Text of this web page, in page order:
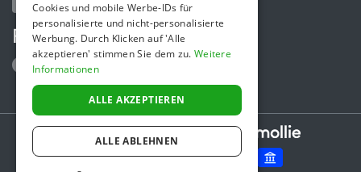
Folge uns
Secure payments powered by
Cookies und mobile Werbe-IDs für
personalisierte und nicht-personalisierte
Werbung. Durch Klicken auf 'Alle
akzeptieren' stimmen Sie dem zu. Weitere
Informationen
ALLE AKZEPTIEREN
ALLE ABLEHNEN